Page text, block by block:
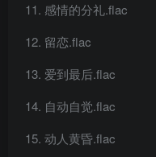
感情的分礼.flac
留恋.flac
爱到最后.flac
自动自觉.flac
动人黄昏.flac